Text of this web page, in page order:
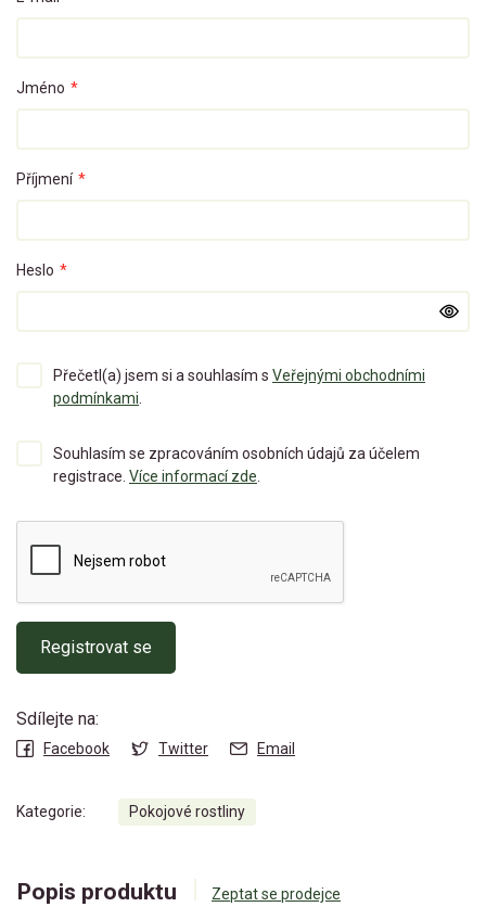
Jméno *
Příjmení *
Heslo *
Přečetl(a) jsem si a souhlasím s Veřejnými obchodními
podmínkami.
Souhlasím se zpracováním osobních údajů za účelem
registrace. Více informací zde.
Registrovat se
Sdílejte na:
Facebook Twitter Email
Kategorie: Pokojové rostliny
Popis produktu Zeptat se prodejce